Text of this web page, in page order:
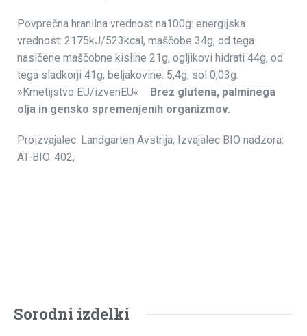
Povprečna hranilna vrednost na100g: energijska
vrednost: 2175kJ/523kcal, maščobe 34g, od tega
nasičene maščobne kisline 21g, ogljikovi hidrati 44g, od
tega sladkorji 41g, beljakovine: 5,4g, sol 0,03g.
»Kmetijstvo EU/izvenEU« Brez glutena, palminega
olja in gensko spremenjenih organizmov.
Proizvajalec: Landgarten Avstrija, Izvajalec BIO nadzora:
AT-BIO-402,
Sorodni izdelki